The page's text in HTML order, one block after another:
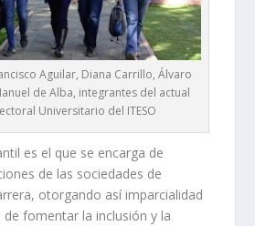
Aguilar, Diana Carrillo, Álvaro
de Alba, integrantes del actual
Universitario del ITESO
es el que se encarga de
de las sociedades de
otorgando así imparcialidad
fomentar la inclusión y la